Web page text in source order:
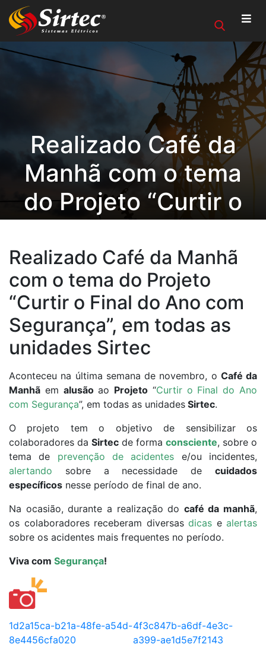
Realizado Café da
Manhã com o tema
do Projeto “Curtir o
Segurança”, em
todas as unidades
Sirtec
Realizado Café da Manhã
com o tema do Projeto
“Curtir o Final do Ano com
Segurança”, em todas as
unidades Sirtec
Aconteceu na última semana de novembro, o Café da
Manhã em alusãoao Projeto “Curtir o Final do Ano
com Segurança”, em todas as unidades Sirtec.
O projeto tem o objetivo de sensibilizar os
colaboradores da Sirtec de forma consciente, sobre o
tema de prevenção de acidentes e/ou incidentes,
alertando sobre a necessidade de cuidados
específicos nesse período de final de ano.
Na ocasião, durante a realização do café da manhã,
os colaboradores receberam diversas dicas e alertas
sobre os acidentes mais frequentes no período.
Viva com Segurança!
1d2a15ca-b21a-48fe-a54d-
8e4456cfa020
4f3c847b-a6df-4e3c-
a399-ae1d5e7f2143